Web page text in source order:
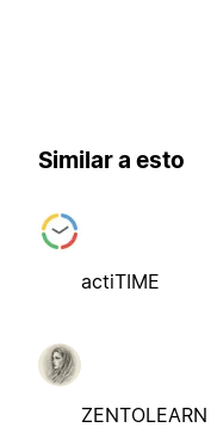
Similar a esto
actiTIME
ZENTOLEARN